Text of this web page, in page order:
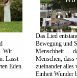
Wir
Lasst
Eden.
Das Lied
Bewegung und
Menschheit …
Menschen,
zueinander alles
Einheit Wunder